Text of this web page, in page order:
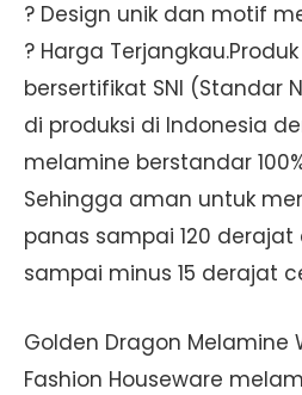
? Design unik dan motif
? Harga
bersertifikat SNI (Standar
di produksi di Indonesia
melamine berstandar
Sehingga aman untuk
panas sampai 120
sampai minus 15 derajat
Golden Dragon Melamine
Fashion Houseware